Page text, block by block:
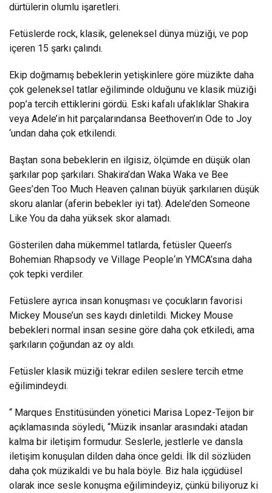
dürtülerin olumlu işaretleri.
Fetüslerde rock, klasik, geleneksel dünya müziği, ve pop
içeren 15 şarkı çalındı.
Ekip doğmamış bebeklerin yetişkinlere göre müzikte daha
çok geleneksel tatlar eğiliminde olduğunu ve klasik müziği
pop’a tercih ettiklerini gördü. Eski kafalı ufaklıklar Shakira
veya Adele’in hit parçalarındansa Beethoven’ın Ode to Joy
‘undan daha çok etkilendi.
Baştan sona bebeklerin en ilgisiz, ölçümde en düşük olan
şarkılar pop şarkıları. Shakira’dan Waka Waka ve Bee
Gees’den Too Much Heaven çalınan büyük şarkılarıen düşük
skoru alanlar (aferin bebekler iyi tat). Adele’den Someone
Like You da daha yüksek skor alamadı.
Gösterilen daha mükemmel tatlarda, fetüsler Queen’s
Bohemian Rhapsody ve Village People‘ın YMCA’sına daha
çok tepki verdiler.
Fetüslere ayrıca insan konuşması ve çocukların favorisi
Mickey Mouse’un ses kaydı dinletildi. Mickey Mouse
bebekleri normal insan sesine göre daha çok etkiledi, ama
şarkıların çoğundan az oy aldı.
Fetüsler klasik müziği tekrar edilen seslere tercih etme
eğilimindeydi.
“ Marques Enstitüsünden yönetici Marisa Lopez-Teijon bir
açıklamasında söyledi, “Müzik insanlar arasındaki atadan
kalma bir iletişim formudur. Seslerle, jestlerle ve dansla
iletişim konuşulan dilden daha önce geldi. İlk dil sözlüden
daha çok müzikaldi ve bu hala böyle. Biz hala içgüdüsel
olarak ince sesle konuşma eğilimindeyiz, çünkü biliyoruz ki